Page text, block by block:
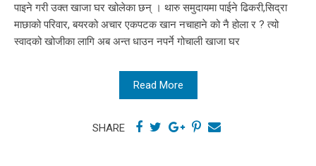
पाइने गरी उक्त खाजा घर खोलेका छन् । थारु समुदायमा पाईने ढिकरी,सिद्रा
माछाको परिवार, बयरको अचार एकपटक खान नचाहाने को नै होला र ? त्यो
स्वादको खोजीका लागि अब अन्त धाउन नपर्ने गोचाली खाजा घर
Read More
SHARE